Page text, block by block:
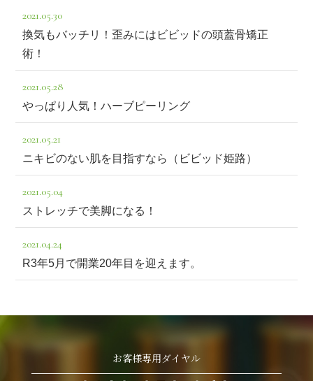
2021.05.30
換気もバッチリ！歪みにはビビッドの頭蓋骨矯正
術！
2021.05.28
やっぱり人気！ハーブピーリング
2021.05.21
ニキビのない肌を目指すなら（ビビッド姫路）
2021.05.04
ストレッチで美脚になる！
2021.04.24
R3年5月で開業20年目を迎えます。
お客様専用ダイヤル